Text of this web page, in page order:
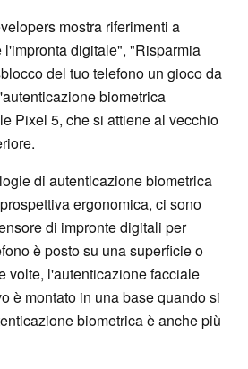
mostra riferimenti a
digitale", "Risparmia
del tuo telefono un gioco da
biometrica
Pixel 5, che si attiene al vecchio
di autenticazione biometrica
ergonomica, ci sono
di impronte digitali per
è posto su una superficie o
volte, l'autenticazione facciale
è montato in una base quando si
biometrica è anche più